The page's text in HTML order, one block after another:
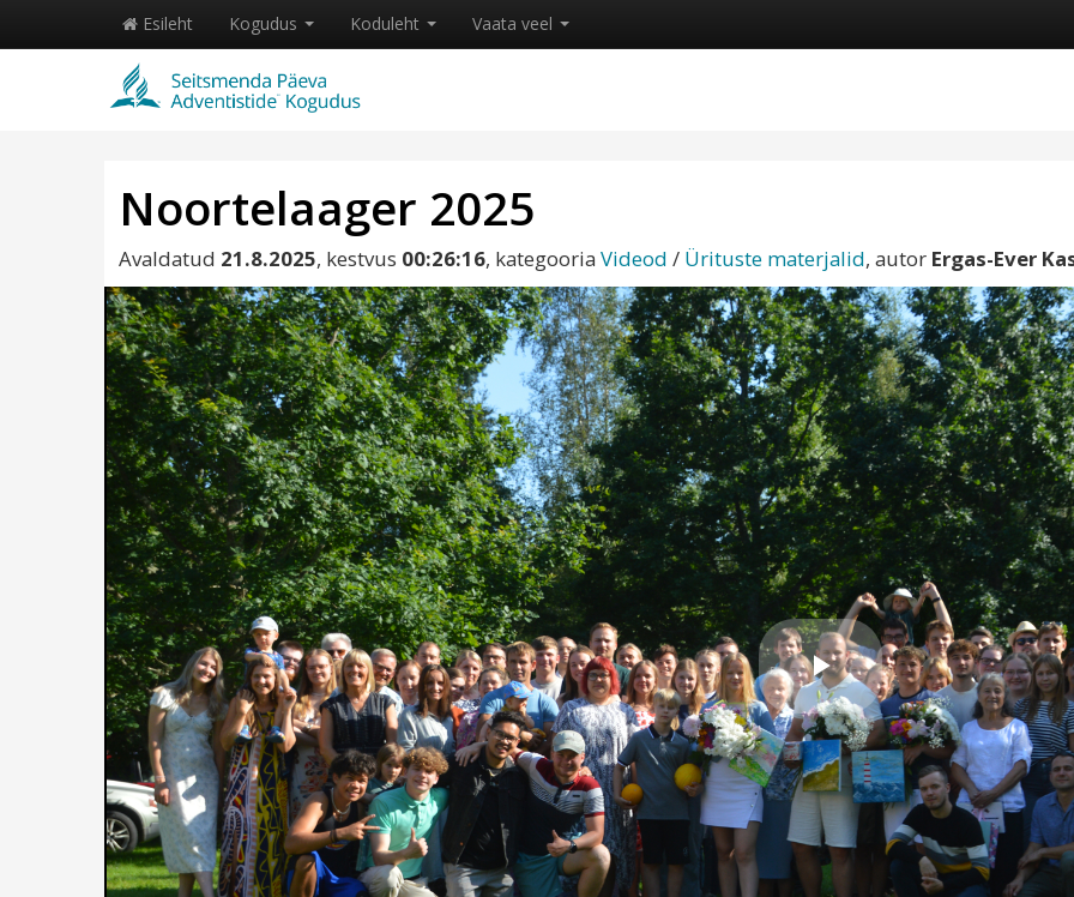
Esileht Kogudus Koduleht Vaata veel
Noortelaager 2025
Avaldatud 21.8.2025, kestvus 00:26:16, kategooria Videod / Ürituste materjalid, autor Ergas-Ever
Esita
video